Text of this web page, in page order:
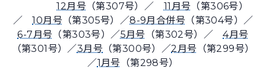
12月号 （第307号）／ 11月号 （第306号）
／10月号 （第305号）／8-9月合併号 （第304号）／
6-7月号 （第303号）／5月号 （第302号）／4月号
（第301号）／3月号 （第300号）／2月号 （第299号）
／1月号 （第298号）